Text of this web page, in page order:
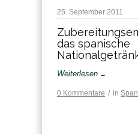
25. September 2011
das spanische
Weiterlesen →
0 Kommentare / in